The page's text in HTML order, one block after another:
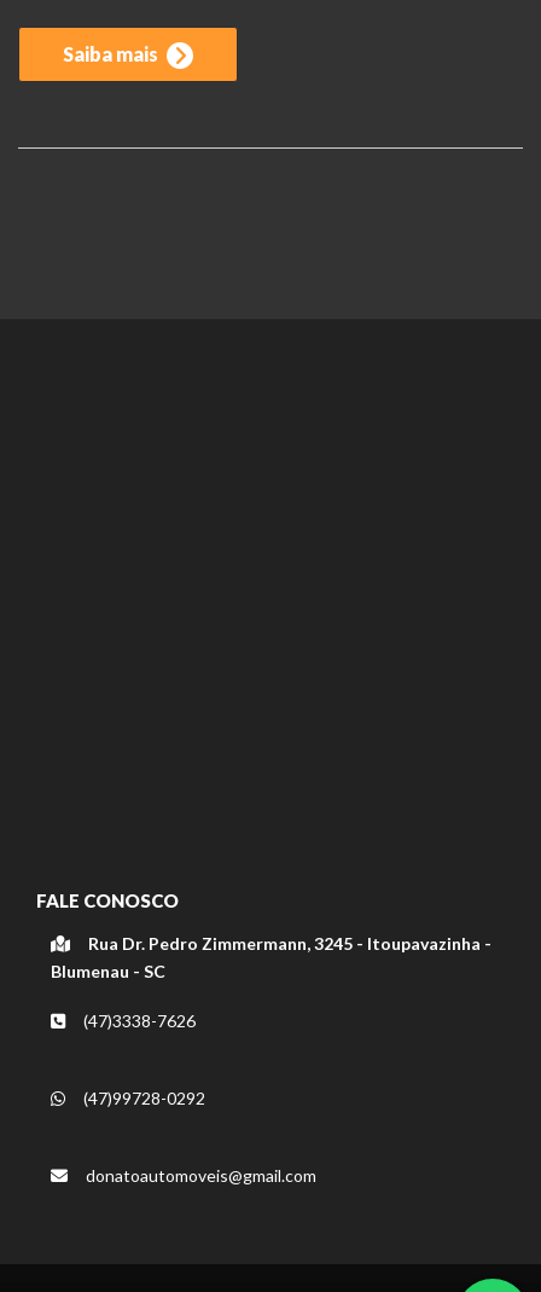
Saiba mais
FALE CONOSCO
Rua Dr. Pedro Zimmermann, 3245 - Itoupavazinha -
Blumenau - SC
(47)3338-7626
(47)99728-0292
donatoautomoveis@gmail.com